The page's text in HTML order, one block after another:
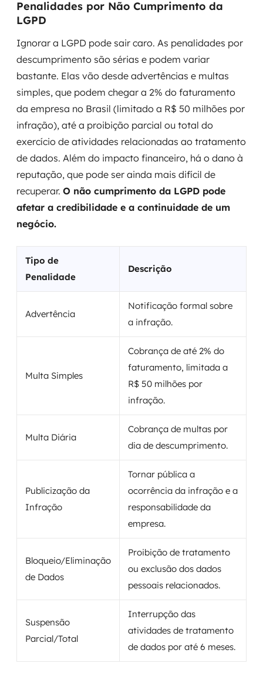
Penalidades por Não Cumprimento da
LGPD
Ignorar a LGPD pode sair caro. As penalidades por
descumprimento são sérias e podem variar
bastante. Elas vão desde advertências e multas
simples, que podem chegar a 2% do faturamento
da empresa no Brasil (limitado a R$ 50 milhões por
infração), até a proibição parcial ou total do
exercício de atividades relacionadas ao tratamento
de dados. Além do impacto financeiro, há o dano à
reputação, que pode ser ainda mais difícil de
recuperar. O não cumprimento da LGPD pode
afetar a credibilidade e a continuidade de um
negócio.
Tipo de
Penalidade
Descrição
Advertência
Notificação formal sobre
a infração.
Multa Simples
Cobrança de até 2% do
faturamento, limitada a
R$ 50 milhões por
infração.
Multa Diária
Cobrança de multas por
dia de descumprimento.
Publicização da
Infração
Tornar pública a
ocorrência da infração e a
responsabilidade da
empresa.
Bloqueio/Eliminação
de Dados
Proibição de tratamento
ou exclusão dos dados
pessoais relacionados.
Suspensão
Parcial/Total
Interrupção das
atividades de tratamento
de dados por até 6 meses.